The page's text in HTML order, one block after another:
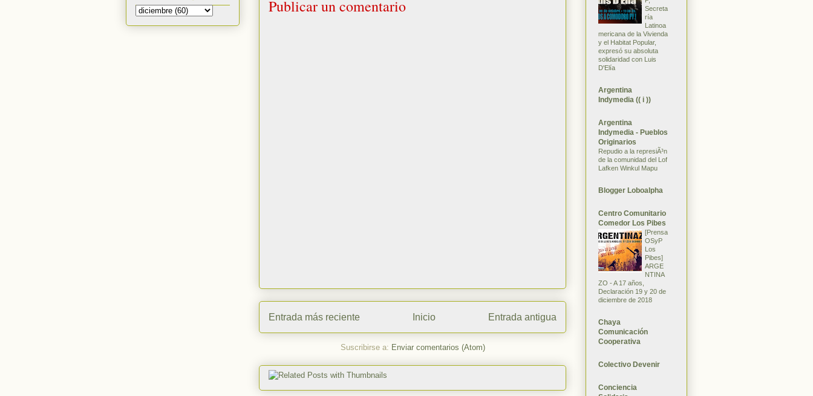
Publicar un comentario
Entrada más reciente Entrada antigua
Inicio
Suscribirse a: Enviar comentarios (Atom)
Secreta
ría
Latinoa
mericana de la Vivienda
y el Habitat Popular,
expresó su absoluta
solidaridad con Luis
D'Elía
Argentina
Indymedia (( i ))
Argentina
Indymedia - Pueblos
Originarios
Repudio a la represiÃ³n
de la comunidad del Lof
Lafken Winkul Mapu
Blogger Loboalpha
Centro Comunitario
Comedor Los Pibes
[Prensa
OSyP
Los
Pibes]
ARGE
NTINA
ZO - A 17 años,
Declaración 19 y 20 de
diciembre de 2018
Chaya
Comunicación
Cooperativa
Colectivo Devenir
Conciencia